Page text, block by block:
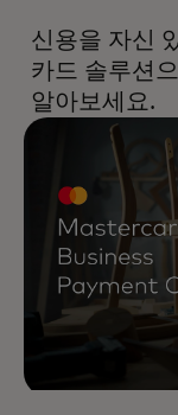
신용을 자신
카드 솔루션
알아보세요.